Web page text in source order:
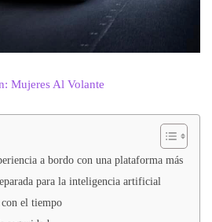
Mujeres Al Volante
a bordo con una plataforma más
para la inteligencia artificial
el tiempo